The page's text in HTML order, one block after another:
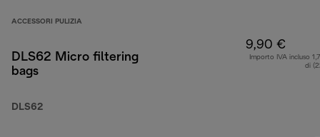
ACCESSORI PULIZIA
DLS62 Micro filtering
bags
DLS62
9,90 €
Importo IVA incluso
di